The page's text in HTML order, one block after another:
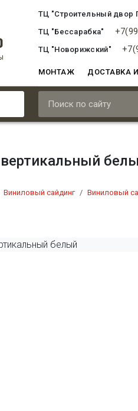
ТЦ "Строительный двор
ТЦ "Бессарабка"
ТЦ "Новорижский"
МОНТАЖ ДОСТАВКА
вертикальный
Виниловый сайдинг Виниловый